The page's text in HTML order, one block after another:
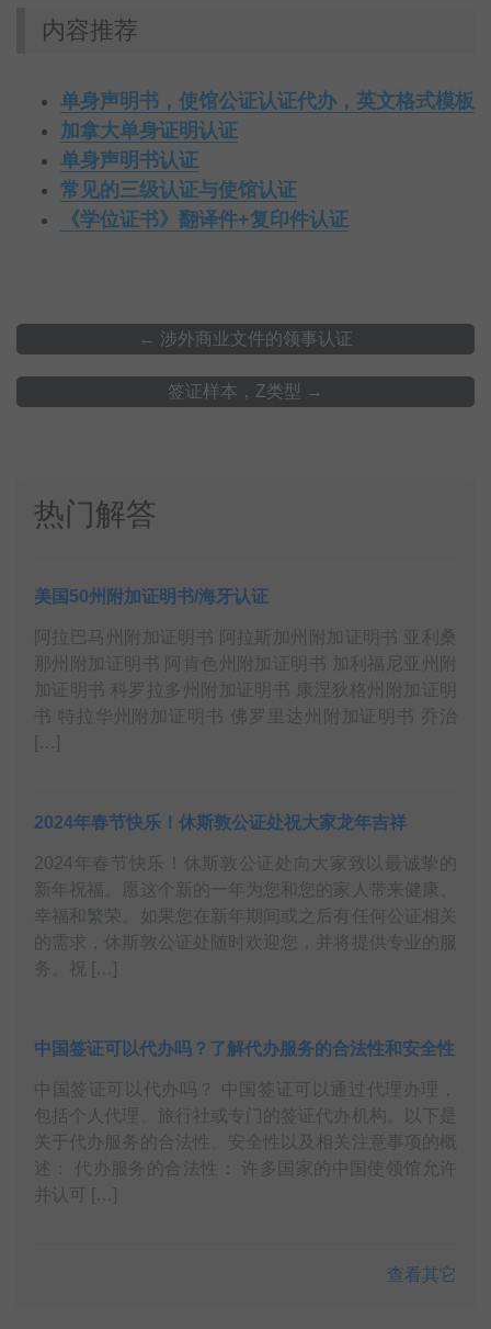
内容推荐
单身声明书，使馆公证认证代办，英文格式模板
加拿大单身证明认证
单身声明书认证
常见的三级认证与使馆认证
《学位证书》翻译件+复印件认证
← 涉外商业文件的领事认证
签证样本，Z类型 →
热门解答
美国50州附加证明书/海牙认证
阿拉巴马州附加证明书 阿拉斯加州附加证明书 亚利桑
那州附加证明书 阿肯色州附加证明书 加利福尼亚州附
加证明书 科罗拉多州附加证明书 康涅狄格州附加证明
书 特拉华州附加证明书 佛罗里达州附加证明书 乔治
[…]
2024年春节快乐！休斯敦公证处祝大家龙年吉祥
2024年春节快乐！休斯敦公证处向大家致以最诚挚的
新年祝福。愿这个新的一年为您和您的家人带来健康、
幸福和繁荣。如果您在新年期间或之后有任何公证相关
的需求，休斯敦公证处随时欢迎您，并将提供专业的服
务。祝 […]
中国签证可以代办吗？了解代办服务的合法性和安全性
中国签证可以代办吗？ 中国签证可以通过代理办理，
包括个人代理、旅行社或专门的签证代办机构。以下是
关于代办服务的合法性、安全性以及相关注意事项的概
述： 代办服务的合法性： 许多国家的中国使领馆允许
并认可 […]
查看其它